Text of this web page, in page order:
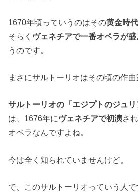
1670年頃っていうのはその黄金時
そらく ヴェネチアで一番オペラが盛
うのです。
まさにサルトーリオはその頃の作曲
サルトーリオの「エジプトのジュ
は、1676年に ヴェネチアで初演さ
オペラなんですよね。
今は全く知られていませんけど。
で、このサルトーリオっていう人で